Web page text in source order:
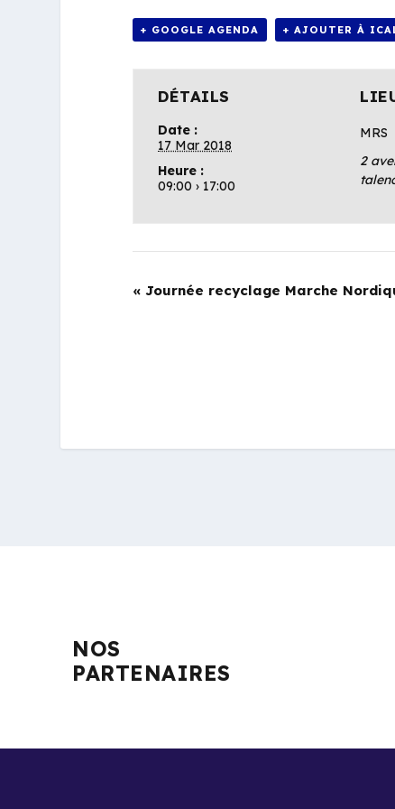
+ GOOGLE AGENDA + AJOUTER À
DÉTAILS
Date :
17 Mar 2018
Heure :
09:00 › 17:00
MRS
2
« Journée recyclage Marche
NOS
PARTENAIRES